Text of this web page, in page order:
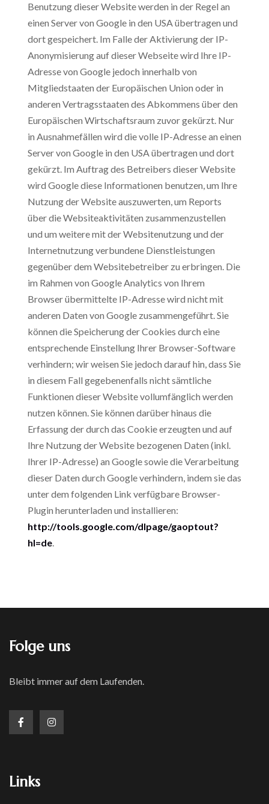
Benutzung dieser Website werden in der Regel an
einen Server von Google in den USA übertragen und
dort gespeichert. Im Falle der Aktivierung der IP-
Anonymisierung auf dieser Webseite wird Ihre IP-
Adresse von Google jedoch innerhalb von
Mitgliedstaaten der Europäischen Union oder in
anderen Vertragsstaaten des Abkommens über den
Europäischen Wirtschaftsraum zuvor gekürzt. Nur
in Ausnahmefällen wird die volle IP-Adresse an einen
Server von Google in den USA übertragen und dort
gekürzt. Im Auftrag des Betreibers dieser Website
wird Google diese Informationen benutzen, um Ihre
Nutzung der Website auszuwerten, um Reports
über die Websiteaktivitäten zusammenzustellen
und um weitere mit der Websitenutzung und der
Internetnutzung verbundene Dienstleistungen
gegenüber dem Websitebetreiber zu erbringen. Die
im Rahmen von Google Analytics von Ihrem
Browser übermittelte IP-Adresse wird nicht mit
anderen Daten von Google zusammengeführt. Sie
können die Speicherung der Cookies durch eine
entsprechende Einstellung Ihrer Browser-Software
verhindern; wir weisen Sie jedoch darauf hin, dass Sie
in diesem Fall gegebenenfalls nicht sämtliche
Funktionen dieser Website vollumfänglich werden
nutzen können. Sie können darüber hinaus die
Erfassung der durch das Cookie erzeugten und auf
Ihre Nutzung der Website bezogenen Daten (inkl.
Ihrer IP-Adresse) an Google sowie die Verarbeitung
dieser Daten durch Google verhindern, indem sie das
unter dem folgenden Link verfügbare Browser-
Plugin herunterladen und installieren:
http://tools.google.com/dlpage/gaoptout?
hl=de.
Folge uns
Bleibt immer auf dem Laufenden.
Links